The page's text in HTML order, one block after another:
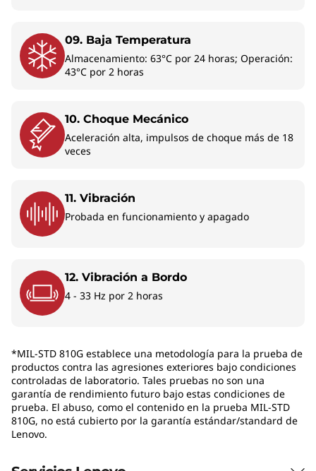
trabajo empresarial
La ThinkPad T14 Gen 6 está disponible
con procesadores Intel Core Ultra,
hasta Core Ultra 7. Todas las
configuraciones incluyen NPU Intel AI
rendimiento de IA, que permite ejecutar
09. Baja Temperatura
Almacenamiento: 63°C por 24 horas; Operación:
43°C por 2 horas
10. Choque Mecánico
Aceleración alta, impulsos de choque más de 18
veces
11. Vibración
Probada en funcionamiento y apagado
12. Vibración a Bordo
4 - 33 Hz por 2 horas
*MIL-STD 810G establece una metodología para la prueba de
productos contra las agresiones exteriores bajo condiciones
controladas de laboratorio. Tales pruebas no son una
garantía de rendimiento futuro bajo estas condiciones de
prueba. El abuso, como el contenido en la prueba MIL-STD
810G, no está cubierto por la garantía estándar/standard de
Lenovo.